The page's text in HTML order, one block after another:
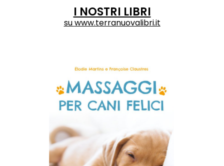
I NOSTRI LIBRI
suwww.terranuovalibri.it